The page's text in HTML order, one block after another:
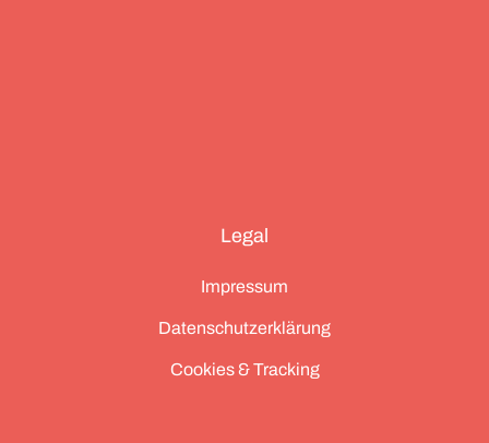
Legal
Impressum
Datenschutzerklärung
Cookies & Tracking